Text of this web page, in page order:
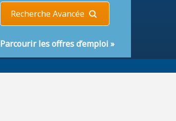
Recherche Avancée
Parcourir les offres d’emploi »